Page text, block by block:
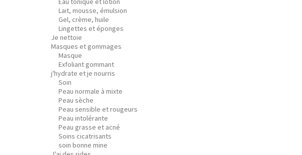
Lait, mousse, émulsion
Gel, crème, huile
Lingettes et éponges
Je nettoie
Masques et gommages
Masque
Exfoliant gommant
j'hydrate et je nourris
Soin
Peau normale à mixte
Peau sèche
Peau sensible et rougeurs
Peau intolérante
Peau grasse et acné
Soins cicatrisants
soin bonne mine